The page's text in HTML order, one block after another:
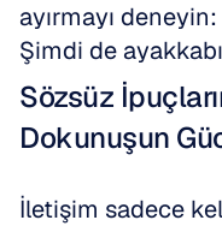
ayırmayı
Şimdi de
Sözsüz
Dokunuşun
İletişim sadece